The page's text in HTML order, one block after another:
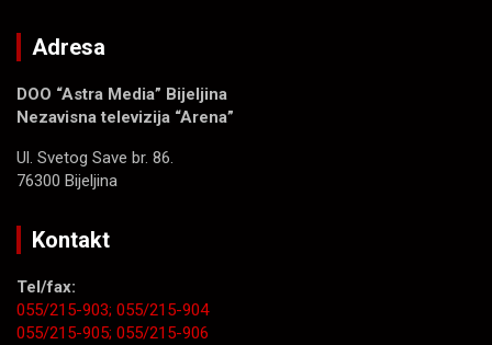
Adresa
DOO “Astra Media” Bijeljina
Nezavisna televizija “Arena”
Ul. Svetog Save br. 86.
76300 Bijeljina
Kontakt
Tel/fax:
055/215-903; 055/215-904
055/215-905; 055/215-906